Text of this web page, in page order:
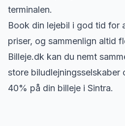
terminalen.
Book din lejebil i god tid for
priser, og sammenlign altid
Billeje.dk kan du nemt
store
40% på din billeje i Sintra.